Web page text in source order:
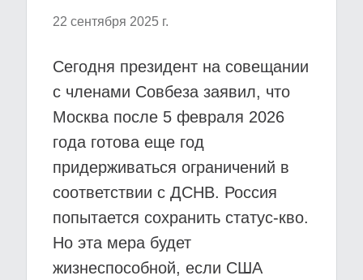
22 сентября 2025 г.
Сегодня президент на совещании
с членами Совбеза заявил, что
Москва после 5 февраля 2026
года готова еще год
придерживаться ограничений в
соответствии с ДСНВ. Россия
попытается сохранить статус-кво.
Но эта мера будет
жизнеспособной, если США